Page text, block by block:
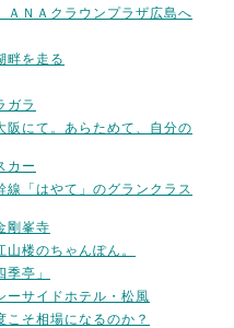
ＮＡクラウンプラザ広島へ
畔を走る
ガラ
阪にて。あらためて、自分の
カー
「はやて」のグランクラス
剛峯寺
楼のちゃんぽん。
亭」
サイドホテル・松風
こそ相場になるのか？